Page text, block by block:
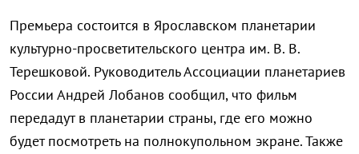
Премьера состоится в Ярославском планетарии
культурно-просветительского центра им. В. В.
Терешковой. Руководитель Ассоциации планетариев
России Андрей Лобанов сообщил, что фильм
передадут в планетарии страны, где его можно
будет посмотреть на полнокупольном экране. Также